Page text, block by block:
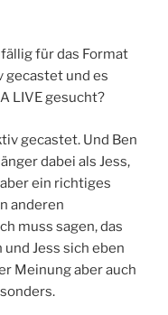
für das Format
gecastet und es
LIVE gesucht?
gecastet. Und Ben
dabei als Jess,
ein richtiges
anderen
muss sagen, das
Jess sich eben
Meinung aber auch